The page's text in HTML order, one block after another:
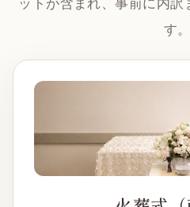
す。